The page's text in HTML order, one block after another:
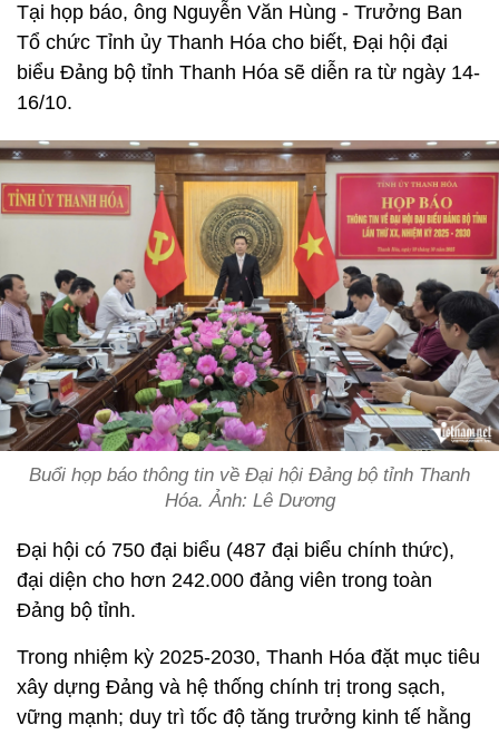
Tại họp báo, ông Nguyễn Văn Hùng - Trưởng Ban
Tổ chức Tỉnh ủy Thanh Hóa cho biết, Đại hội đại
biểu Đảng bộ tỉnh Thanh Hóa sẽ diễn ra từ ngày 14-
16/10.
Buổi họp báo thông tin về Đại hội Đảng bộ tỉnh Thanh
Hóa. Ảnh: Lê Dương
Đại hội có 750 đại biểu (487 đại biểu chính thức),
đại diện cho hơn 242.000 đảng viên trong toàn
Đảng bộ tỉnh.
Trong nhiệm kỳ 2025-2030, Thanh Hóa đặt mục tiêu
xây dựng Đảng và hệ thống chính trị trong sạch,
vững mạnh; duy trì tốc độ tăng trưởng kinh tế hằng